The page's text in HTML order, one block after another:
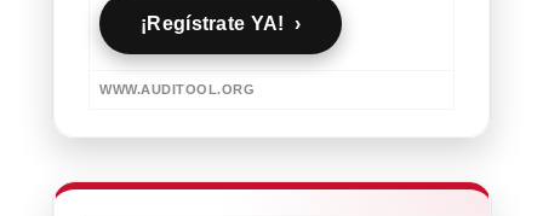
¡Regístrate YA! ›
WWW.AUDITOOL.ORG